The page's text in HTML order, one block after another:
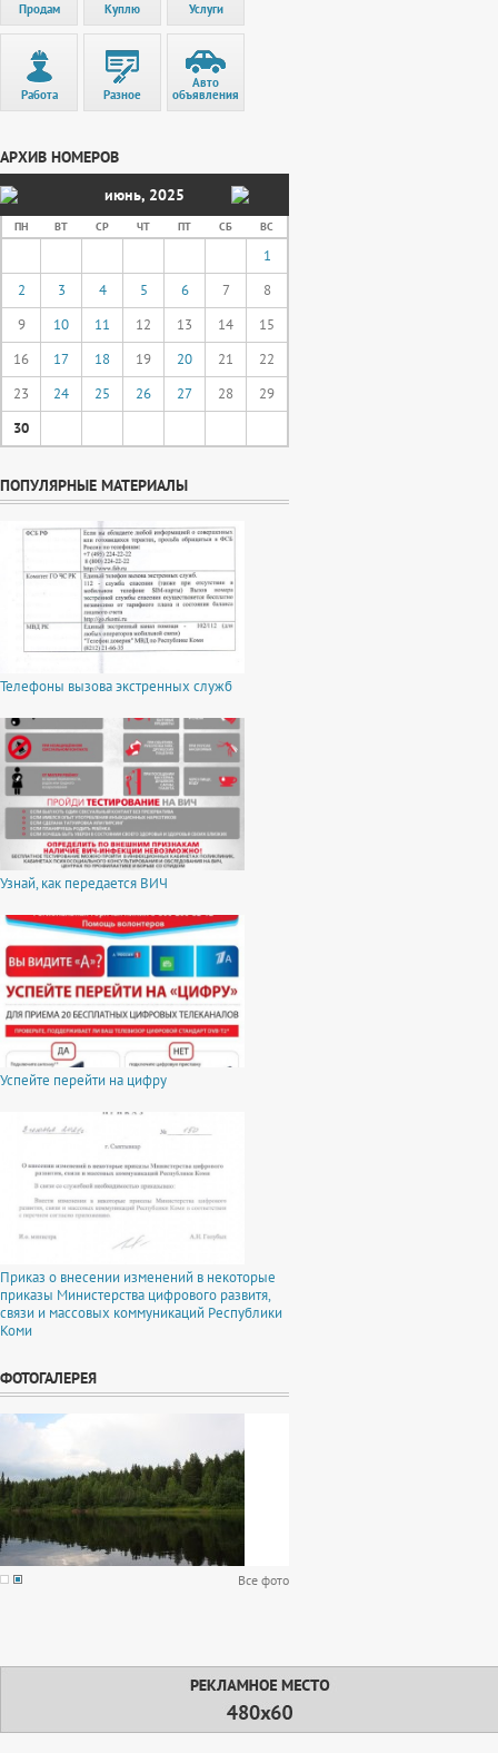
Продам Куплю Услуги
Работа Разное
Авто
объявления
АРХИВ НОМЕРОВ
июнь, 2025
ПН ВТ СР ЧТ ПТ СБ ВС
1
2
3 4 5 6 7
8
9
10 11 12 13 14
15
16
17 18 19 20 21
22
23
24 25 26 27 28
29
30
ПОПУЛЯРНЫЕ МАТЕРИАЛЫ
Телефоны вызова экстренных служб
Узнай, как передается ВИЧ
Успейте перейти на цифру
Приказ о внесении изменений в некоторые
приказы Министерства цифрового развитя,
связи и массовых коммуникаций Республики
Коми
ФОТОГАЛЕРЕЯ
Все фото